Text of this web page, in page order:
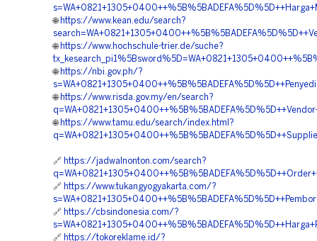
🌐 https://www.kean.edu/search?
🌐 https://www.hochschule-trier.de/suche?
🌐 https://nbi.gov.ph/?
🌐 https://www.risda.gov.my/en/search?
🌐 https://www.tamu.edu/search/index.html?
🔗 https://jadwalnonton.com/search?
🔗 https://www.tukangyogyakarta.com/?
🔗 https://cbsindonesia.com/?
🔗 https://tokoreklame.id/?